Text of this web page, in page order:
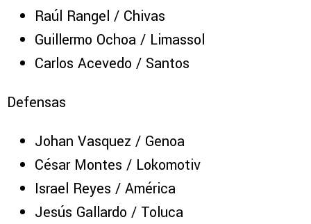
Raúl Rangel / Chivas
Guillermo Ochoa / Limassol
Carlos Acevedo / Santos
Defensas
Johan Vasquez / Genoa
César Montes / Lokomotiv
Israel Reyes / América
Jesús Gallardo / Toluca